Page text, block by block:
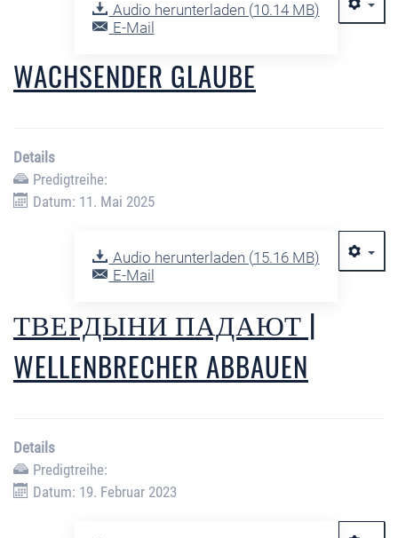
Audio herunterladen (10.14 MB)
E-Mail
WACHSENDER GLAUBE
Details
Predigtreihe:
Datum: 11. Mai 2025
Audio herunterladen (15.16 MB)
E-Mail
ТВЕРДЫНИ ПАДАЮТ |
WELLENBRECHER ABBAUEN
Details
Predigtreihe:
Datum: 19. Februar 2023